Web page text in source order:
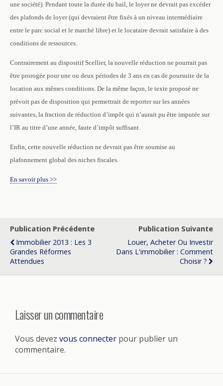
une société). Pendant toute la durée du bail, le loyer ne devrait pas excéder
des plafonds de loyer (qui devraient être fixés à un niveau intermédiaire
entre le parc social et le marché libre) et le locataire devrait satisfaire à des
conditions de ressources.
Contrairement au dispositif Scellier, la nouvelle réduction ne pourrait pas
être prorogée pour une ou deux périodes de 3 ans en cas de poursuite de la
location aux mêmes conditions. De la même façon, le texte proposé ne
prévoit pas de disposition qui permettrait de reporter sur les années
suivantes, la fraction de réduction d’impôt qui n’aurait pu être imputée sur
l’IR au titre d’une année, faute d’impôt suffisant.
Enfin, cette nouvelle réduction ne devrait pas être soumise au
plafonnement global des niches fiscales.
En savoir plus >>
Publication Précédente
Immobilier 2013 : Les 3
Grandes Réformes
Attendues
Publication Suivante
Louer, Acheter Ou Investir
Dans L'immobilier : Comment
Choisir ?
Laisser un commentaire
Vous devez vous connecter pour publier un
commentaire.